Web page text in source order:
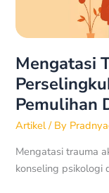
Mengatasi
Pemulihan
Artikel/ By
Mengatasi trauma
konseling psikologi
dan
Hubungan